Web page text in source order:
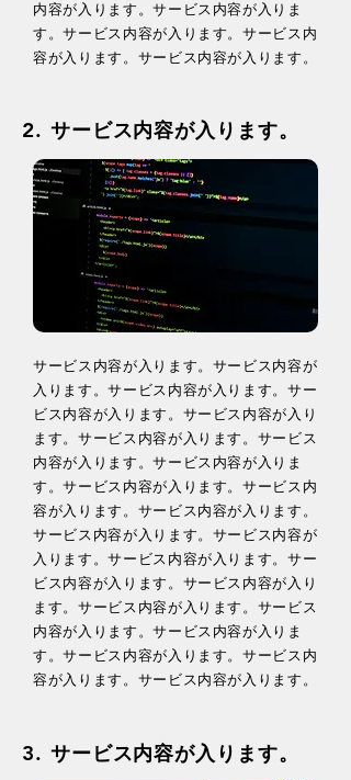
内容が入ります。​サービス内容が入りま
す。​サービス内容が入ります。​サービス内
容が入ります。​サービス内容が入ります。
2. ​サービス内容が入ります。
​​サービス内容が入ります。​サービス内容が
入ります。​サービス内容が入ります。​サー
ビス内容が入ります。​サービス内容が入り
ます。​サービス内容が入ります。​サービス
内容が入ります。​サービス内容が入りま
す。​サービス内容が入ります。​サービス内
容が入ります。​サービス内容が入ります。​
サービス内容が入ります。​サービス内容が
入ります。​サービス内容が入ります。​サー
ビス内容が入ります。​サービス内容が入り
ます。​サービス内容が入ります。​サービス
内容が入ります。​サービス内容が入りま
す。​サービス内容が入ります。​サービス内
容が入ります。​サービス内容が入ります。
3. サービス内容が入ります。